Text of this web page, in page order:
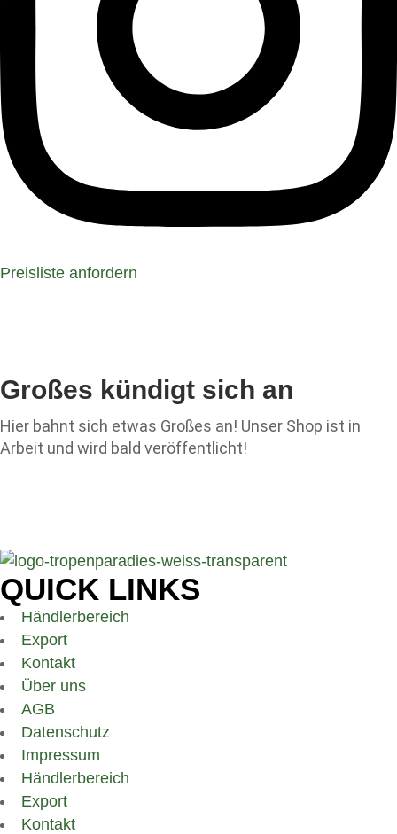
Preisliste anfordern
Großes kündigt sich an
Hier bahnt sich etwas Großes an! Unser Shop ist in
Arbeit und wird bald veröffentlicht!
QUICK LINKS
Händlerbereich
Export
Kontakt
Über uns
AGB
Datenschutz
Impressum
Händlerbereich
Export
Kontakt